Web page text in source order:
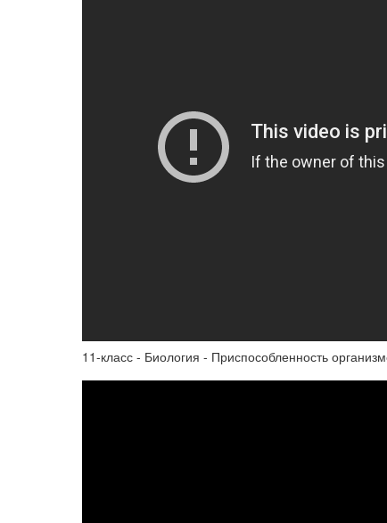
11-класс - Биология - Приспособленность